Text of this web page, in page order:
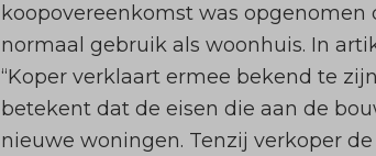
koopovereenkomst was
normaal gebruik als woonhuis. In
“Koper verklaart ermee bekend te
betekent dat de eisen die aan de
nieuwe woningen. Tenzij verkoper